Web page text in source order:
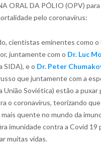
ORAL DA PÓLIO (OPV)
pelo coronavírus:
cientistas eminentes como o
juntamente com o Dr. Luc
SIDA), e o Dr. Peter
que juntamente com a
União Soviética) estão a puxar
o coronavírus, teorizando
quente no mundo da
imunidade contra a Covid 19
muitas vidas.